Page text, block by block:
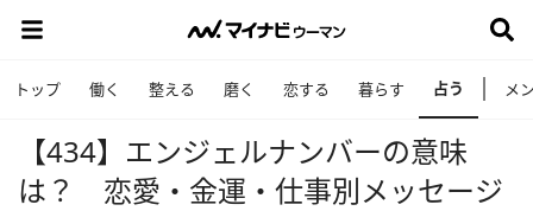
トップ 働く 整える 磨く 恋する 暮らす 占う メ
【434】エンジェルナンバーの意味
は？ 恋愛・金運・仕事別メッセージ